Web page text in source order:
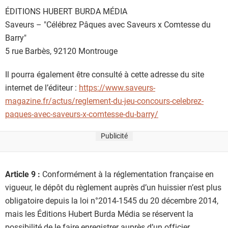
ÉDITIONS HUBERT BURDA MÉDIA
Saveurs – "Célébrez Pâques avec Saveurs x Comtesse du
Barry"
5 rue Barbès, 92120 Montrouge
Il pourra également être consulté à cette adresse du site
internet de l’éditeur : https://www.saveurs-
magazine.fr/actus/reglement-du-jeu-concours-celebrez-
paques-avec-saveurs-x-comtesse-du-barry/
Publicité
Article 9 : Conformément à la réglementation française en
vigueur, le dépôt du règlement auprès d’un huissier n’est plus
obligatoire depuis la loi n°2014-1545 du 20 décembre 2014,
mais les Éditions Hubert Burda Média se réservent la